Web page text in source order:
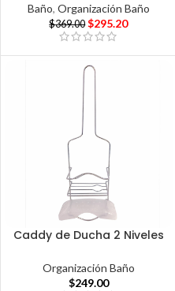
Baño, Organización Baño
$369.00 $295.20
Caddy de Ducha 2 Niveles
Organización Baño
$249.00